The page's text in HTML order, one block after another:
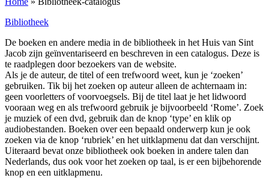
Bibliotheek
De boeken en andere media in de bibliotheek in het Huis van Sint
Jacob zijn geïnventariseerd en beschreven in een catalogus. Deze is
te raadplegen door bezoekers van de website.
Als je de auteur, de titel of een trefwoord weet, kun je ‘zoeken’
gebruiken. Tik bij het zoeken op auteur alleen de achternaam in:
geen voorletters of voorvoegsels. Bij de titel laat je het lidwoord
vooraan weg en als trefwoord gebruik je bijvoorbeeld ‘Rome’. Zoek
je muziek of een dvd, gebruik dan de knop ‘type’ en klik op
audiobestanden. Boeken over een bepaald onderwerp kun je ook
zoeken via de knop ‘rubriek’ en het uitklapmenu dat dan verschijnt.
Uiteraard bevat onze bibliotheek ook boeken in andere talen dan
Nederlands, dus ook voor het zoeken op taal, is er een bijbehorende
knop en een uitklapmenu.